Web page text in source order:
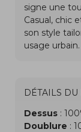
DÉTAILS
Dessus :
Doublure :